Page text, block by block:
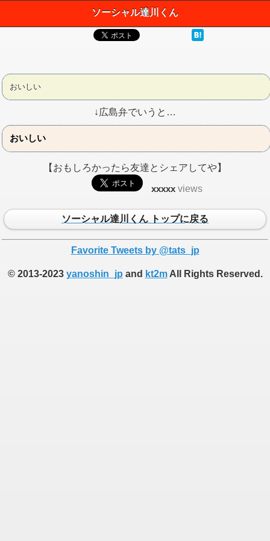
ソーシャル達川くん
おいしい
↓広島弁でいうと…
おいしい
【おもしろかったら友達とシェアしてや】
xxxxx views
ソーシャル達川くん トップに戻る
Favorite Tweets by @tats_jp
© 2013-2023 yanoshin_jp and kt2mAll Rights Reserved.